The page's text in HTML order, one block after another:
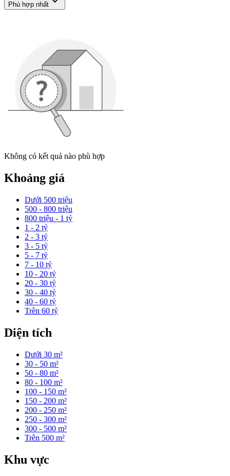
Phù hợp nhất
Không có kết quả nào phù hợp
Khoảng giá
Dưới 500 triệu
500 - 800 triệu
800 triệu - 1 tỷ
1 - 2 tỷ
2 - 3 tỷ
3 - 5 tỷ
5 - 7 tỷ
7 - 10 tỷ
10 - 20 tỷ
20 - 30 tỷ
30 - 40 tỷ
40 - 60 tỷ
Trên 60 tỷ
Diện tích
Dưới 30 m²
30 - 50 m²
50 - 80 m²
80 - 100 m²
100 - 150 m²
150 - 200 m²
200 - 250 m²
250 - 300 m²
300 - 500 m²
Trên 500 m²
Khu vực